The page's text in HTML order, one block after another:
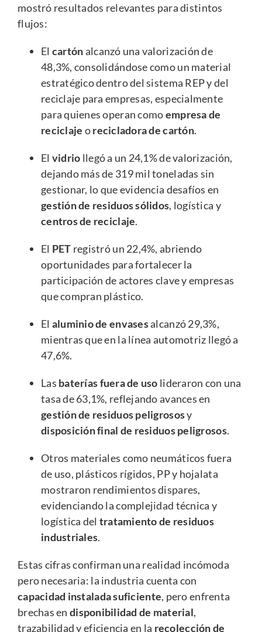
mostró resultados relevantes para distintos
flujos:
El cartónalcanzó una valorización de
48,3%, consolidándose como un material
estratégico dentro del sistema REP y del
reciclaje para empresas, especialmente
para quienes operan comoempresa de
reciclaje orecicladora de cartón.
El vidrio llegó a un 24,1% de valorización,
dejando más de 319 mil toneladas sin
gestionar, lo que evidencia desafíos en
gestión de residuos sólidos, logística y
centros de reciclaje.
El PET registró un 22,4%, abriendo
oportunidades para fortalecer la
participación de actores clave y empresas
que compran plástico.
El aluminio de envasesalcanzó 29,3%,
mientras que en la línea automotriz llegó a
47,6%.
Las baterías fuera de uso lideraron con una
tasa de 63,1%, reflejando avances en
gestión de residuos peligrososy
disposición final de residuos peligrosos.
Otros materiales como neumáticos fuera
de uso, plásticos rígidos, PP y hojalata
mostraron rendimientos dispares,
evidenciando la complejidad técnica y
logística del tratamiento de residuos
industriales.
Estas cifras confirman una realidad incómoda
pero necesaria: la industria cuenta con
capacidad instalada suficiente, pero enfrenta
brechas en disponibilidad de material,
trazabilidad y eficiencia en la recolección de